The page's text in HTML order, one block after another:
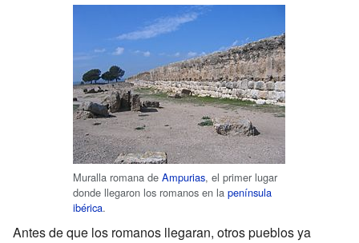
Muralla romana de Ampurias, el primer lugar
donde llegaron los romanos en la península
ibérica.
Antes de que los romanos llegaran, otros pueblos ya